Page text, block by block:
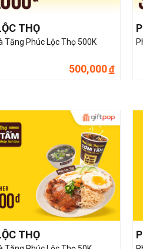
THỌ
Tặng Phúc Lộc Thọ 500K
500,000đ
THỌ